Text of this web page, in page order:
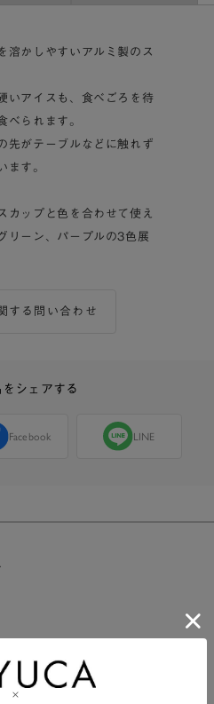
溶かしやすいアルミ製のス
いアイスも、食べごろを待
べられます。
先がテーブルなどに触れず
ます。
カップと色を合わせて使え
リーン、パープルの3色展
する問い合わせ
をシェアする
Facebook LINE